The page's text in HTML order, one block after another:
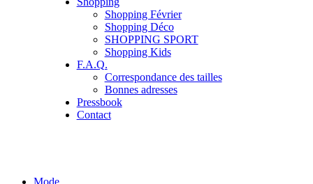
Shopping Février
Shopping Déco
SHOPPING SPORT
Shopping Kids
F.A.Q.
Correspondance des tailles
Bonnes adresses
Pressbook
Contact
Mode